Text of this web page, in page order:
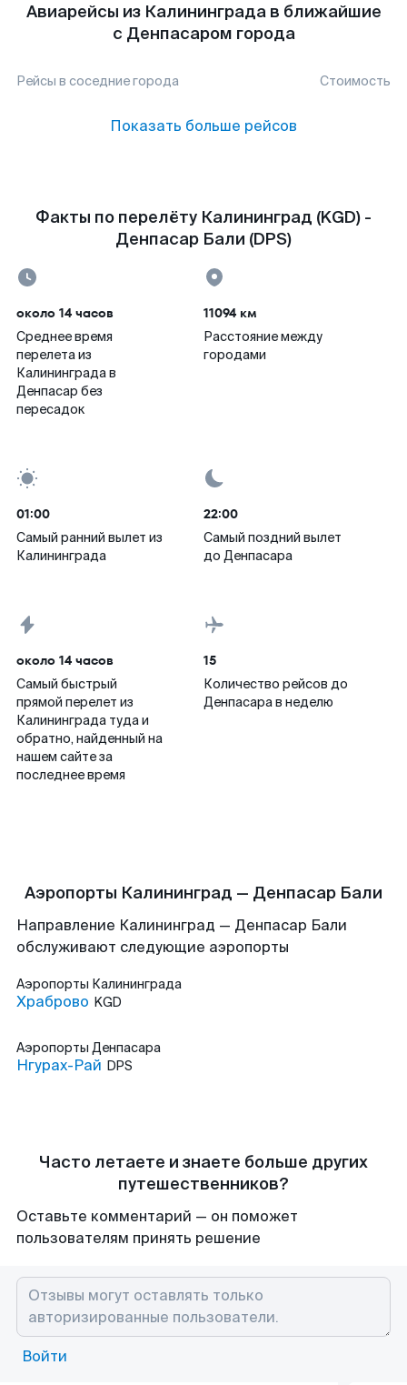
Авиарейсы из Калининграда в ближайшие
с Денпасаром города
Рейсы в соседние города Стоимость
Показать больше рейсов
Факты по перелёту Калининград (KGD) -
Денпасар Бали (DPS)
около 14 часов
Среднее время
перелета из
Калининграда в
Денпасар без
пересадок
11094 км
Расстояние между
городами
01:00
Самый ранний вылет из
Калининграда
22:00
Самый поздний вылет
до Денпасара
около 14 часов
Самый быстрый
прямой перелет из
Калининграда туда и
обратно, найденный на
нашем сайте за
последнее время
15
Количество рейсов до
Денпасара в неделю
Аэропорты Калининград — Денпасар Бали
Направление Калининград — Денпасар Бали
обслуживают следующие аэропорты
Аэропорты Калининграда
Храброво KGD
Аэропорты Денпасара
Нгурах-Рай DPS
Часто летаете и знаете больше других
путешественников?
Оставьте комментарий — он поможет
пользователям принять решение
Войти